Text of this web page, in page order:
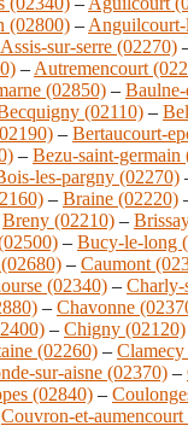
(02800) – Anguilcourt-
Assis-sur-serre (02270)
– Autremencourt
(02850) –
(02110) –
– Bertaucourt-
– Bezu-saint-germain
les-pargny (02270)
– Braine (02220)
Breny (02210) –
– Bucy-le-long
– Caumont
(02340) – Charly-
– Chavonne
– Chigny (02120)
(02260) –
sur-aisne (02370) –
(02840) –
Couvron-et-